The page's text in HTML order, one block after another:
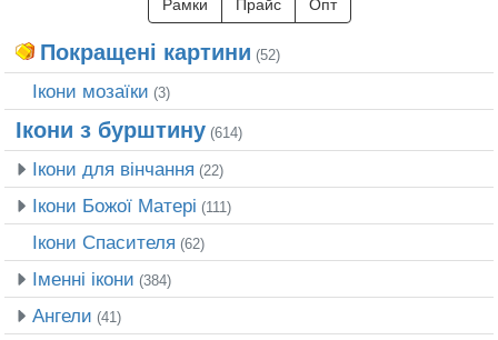
Рамки Прайс Опт
Покращені картини (52)
Ікони мозаїки (3)
Ікони з бурштину (614)
Ікони для вінчання (22)
Ікони Божої Матері (111)
Ікони Спасителя (62)
Іменні ікони (384)
Ангели (41)